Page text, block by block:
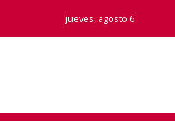
jueves, agosto 6